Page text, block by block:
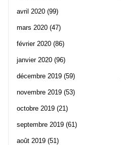
avril 2020 (99)
mars 2020 (47)
février 2020 (86)
janvier 2020 (96)
décembre 2019 (59)
novembre 2019 (53)
octobre 2019 (21)
septembre 2019 (61)
août 2019 (51)